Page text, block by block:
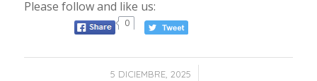
Please follow and like us:
0
5 DICIEMBRE, 2025
/